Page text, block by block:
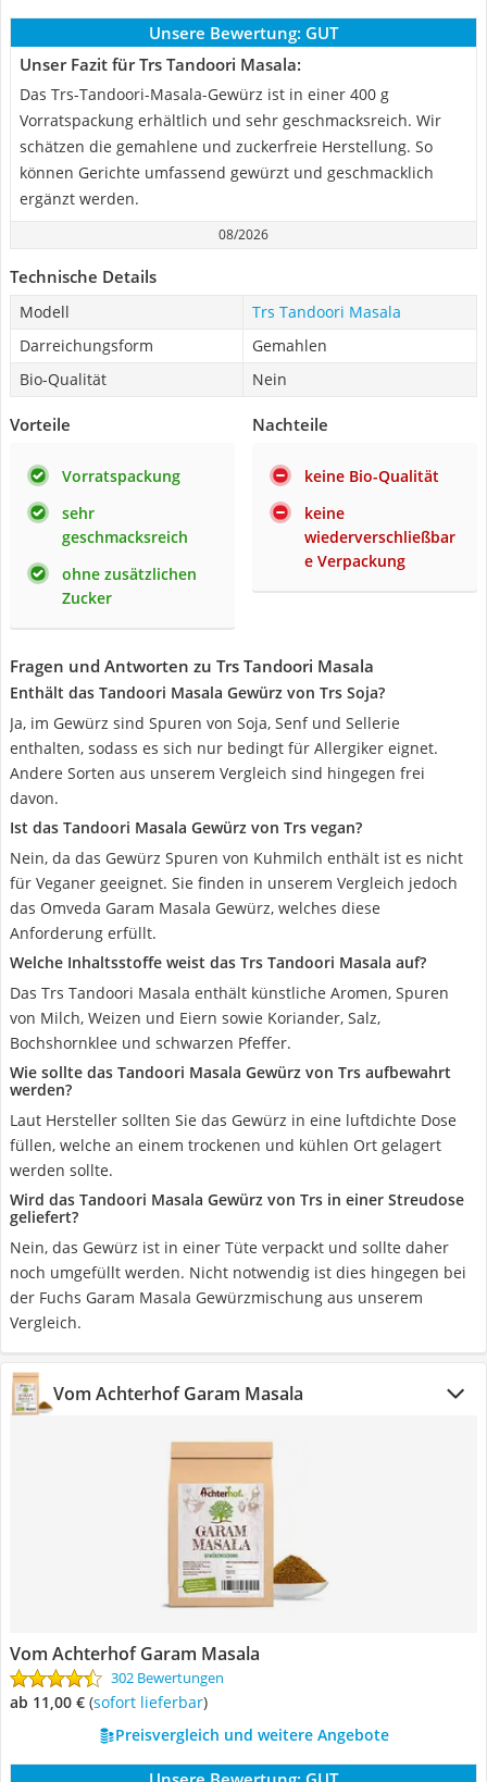
Unsere Bewertung: GUT
Unser Fazit für Trs Tandoori Masala:
Das Trs-Tandoori-Masala-Gewürz ist in einer 400 g
Vorratspackung erhältlich und sehr geschmacksreich. Wir
schätzen die gemahlene und zuckerfreie Herstellung. So
können Gerichte umfassend gewürzt und geschmacklich
ergänzt werden.
08/2026
Technische Details
Modell
Trs Tandoori Masala
Darreichungsform
Gemahlen
Bio-Qualität
Nein
Vorteile
Vorratspackung
sehr
geschmacksreich
ohne zusätzlichen
Zucker
Nachteile
keine Bio-Qualität
keine
wiederverschließbar
e Verpackung
Fragen und Antworten zu Trs Tandoori Masala
Enthält das Tandoori Masala Gewürz von Trs Soja?
Ja, im Gewürz sind Spuren von Soja, Senf und Sellerie
enthalten, sodass es sich nur bedingt für Allergiker eignet.
Andere Sorten aus unserem Vergleich sind hingegen frei
davon.
Ist das Tandoori Masala Gewürz von Trs vegan?
Nein, da das Gewürz Spuren von Kuhmilch enthält ist es nicht
für Veganer geeignet. Sie finden in unserem Vergleich jedoch
das Omveda Garam Masala Gewürz, welches diese
Anforderung erfüllt.
Welche Inhaltsstoffe weist das Trs Tandoori Masala auf?
Das Trs Tandoori Masala enthält künstliche Aromen, Spuren
von Milch, Weizen und Eiern sowie Koriander, Salz,
Bochshornklee und schwarzen Pfeffer.
Wie sollte das Tandoori Masala Gewürz von Trs aufbewahrt
werden?
Laut Hersteller sollten Sie das Gewürz in eine luftdichte Dose
füllen, welche an einem trockenen und kühlen Ort gelagert
werden sollte.
Wird das Tandoori Masala Gewürz von Trs in einer Streudose
geliefert?
Nein, das Gewürz ist in einer Tüte verpackt und sollte daher
noch umgefüllt werden. Nicht notwendig ist dies hingegen bei
der Fuchs Garam Masala Gewürzmischung aus unserem
Vergleich.
Vom Achterhof Garam Masala
Vom Achterhof Garam Masala
302 Bewertungen
ab 11,00 € ( Sofort lieferbar)
Preisvergleich und weitere Angebote